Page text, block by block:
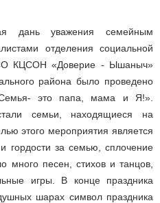
дань уважения семейным
отделения социальной
КЦСОН «Доверие - Ышаныч»
района было проведено
это папа, мама и Я!».
семьи, находящиеся на
этого мероприятия является
гордости за семью, сплочение
много песен, стихов и танцов,
игры. В конце праздника
шарах символ праздника